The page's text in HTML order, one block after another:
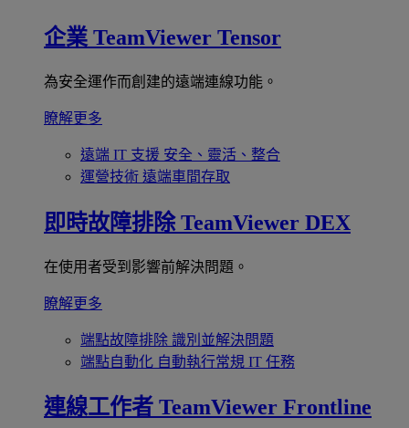
企業 TeamViewer Tensor
為安全運作而創建的遠端連線功能。
瞭解更多
遠端 IT 支援 安全、靈活、整合
運營技術 遠端車間存取
即時故障排除 TeamViewer DEX
在使用者受到影響前解決問題。
瞭解更多
端點故障排除 識別並解決問題
端點自動化 自動執行常規 IT 任務
連線工作者 TeamViewer Frontline